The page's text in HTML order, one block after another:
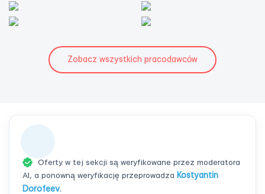
Zobacz wszystkich pracodawców
Oferty w tej sekcji są weryfikowane przez moderatora
AI, a ponowną weryfikację przeprowadza Kostyantin
Dorofeev.